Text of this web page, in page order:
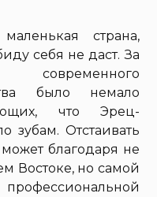
страна,
себя не даст. За
было немало
что Эрец-
зубам. Отстаивать
благодаря не
Востоке, но самой